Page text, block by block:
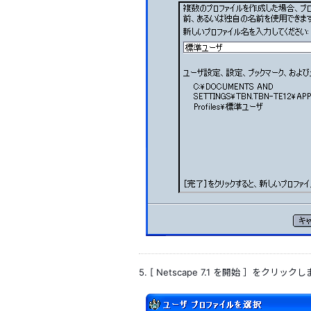
5. [ Netscape 7.1 を開始 ］をクリックし